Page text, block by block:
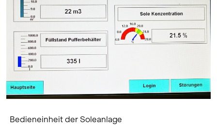
Bedieneinheit der Soleanlage